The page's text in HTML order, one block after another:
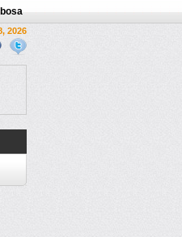
2026